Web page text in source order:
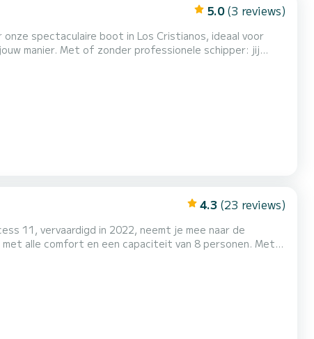
5.0 (3 reviews)
onze spectaculaire boot in Los Cristianos, ideaal voor
schipper: jij
naar de beste plekjes. Muziek aan boord:
4.3 (23 reviews)
11, vervaardigd in 2022, neemt je mee naar de
vakantie op het water in de omgeving van San